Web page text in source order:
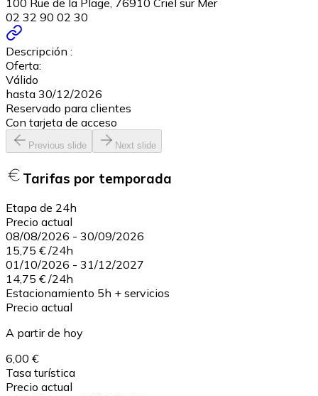
100 Rue de la Plage, 76910 Criel sur Mer
02 32 90 02 30
Descripción :
Oferta:
Válido
hasta 30/12/2026
Reservado para clientes
Con tarjeta de acceso
Previous slide Next slide
Tarifas por temporada
Etapa de 24h
Precio actual
08/08/2026 - 30/09/2026
15,75 € /24h
01/10/2026 - 31/12/2027
14,75 € /24h
Estacionamiento 5h + servicios
Precio actual
A partir de hoy
6,00 €
Tasa turística
Precio actual